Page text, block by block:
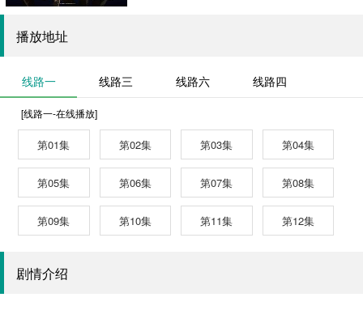
播放地址
线路一 线路三 线路六 线路四
[线路一-在线播放]
第01集 第02集 第03集 第04集
第05集 第06集 第07集 第08集
第09集 第10集 第11集 第12集
剧情介绍